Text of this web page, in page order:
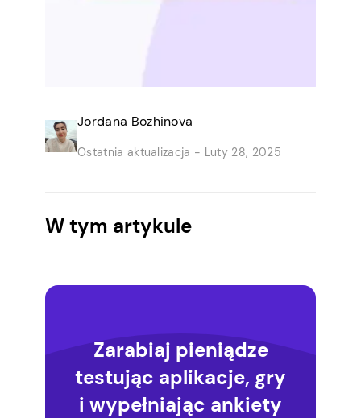
Jordana Bozhinova
Ostatnia aktualizacja - Luty 28, 2025
W tym artykule
Zarabiaj pieniądze
testując aplikacje, gry
i wypełniając ankiety